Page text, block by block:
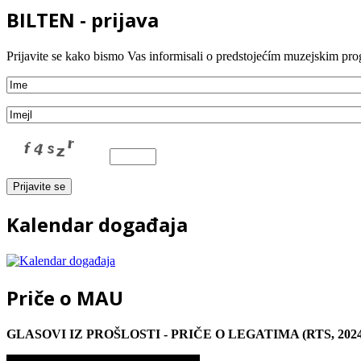
BILTEN - prijava
Prijavite se kako bismo Vas informisali o predstojećím muzejskim
Kalendar događaja
Priče o MAU
GLASOVI IZ PROŠLOSTI - PRIČE O LEGATIMA (RTS,